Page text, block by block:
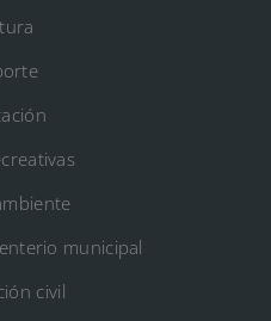
municipal
civil